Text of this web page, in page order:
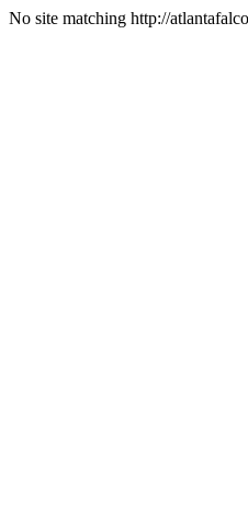
No site matching http://